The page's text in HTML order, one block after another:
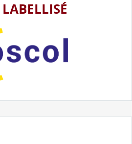
LABELLISÉ